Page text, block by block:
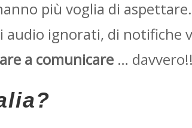
più voglia di aspettare.
audio ignorati, di notifiche
a comunicare … davvero!!